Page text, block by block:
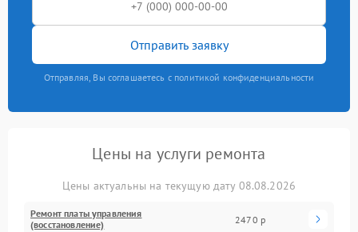
Отправить заявку
Отправляя, Вы соглашаетесь с политикой конфиденциальности
Цены на услуги ремонта
Цены актуальны на текущую дату 08.08.2026
Ремонт платы управления
(восстановление)
2470 р